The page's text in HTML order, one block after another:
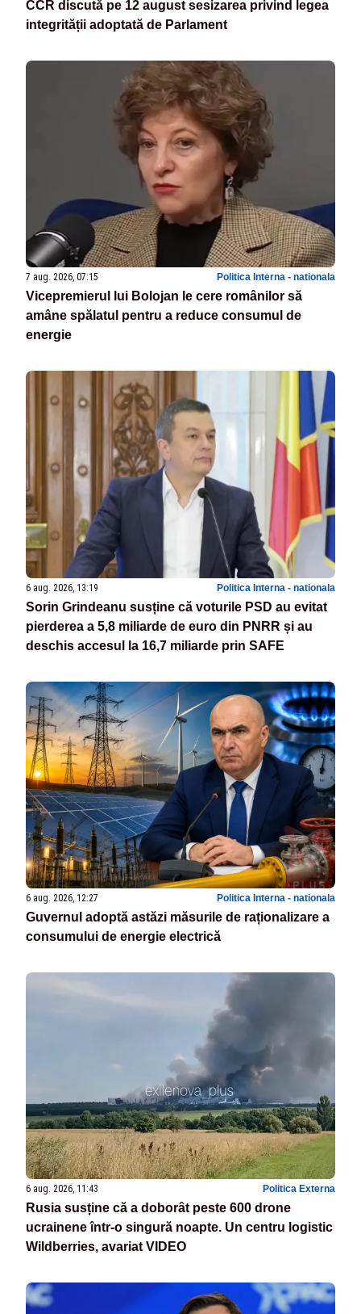
CCR discută pe 12 august sesizarea privind legea
integrității adoptată de Parlament
7 aug. 2026, 07:15 Politica Interna - nationala
Vicepremierul lui Bolojan le cere românilor să
amâne spălatul pentru a reduce consumul de
energie
6 aug. 2026, 13:19 Politica Interna - nationala
Sorin Grindeanu susține că voturile PSD au evitat
pierderea a 5,8 miliarde de euro din PNRR și au
deschis accesul la 16,7 miliarde prin SAFE
6 aug. 2026, 12:27 Politica Interna - nationala
Guvernul adoptă astăzi măsurile de raționalizare a
consumului de energie electrică
6 aug. 2026, 11:43 Politica Externa
Rusia susține că a doborât peste 600 drone
ucrainene într-o singură noapte. Un centru logistic
Wildberries, avariat VIDEO